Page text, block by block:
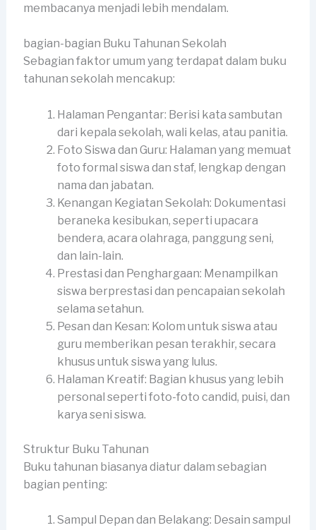
membacanya menjadi lebih mendalam.
bagian-bagian Buku Tahunan Sekolah
Sebagian faktor umum yang terdapat dalam buku
tahunan sekolah mencakup:
Halaman Pengantar: Berisi kata sambutan
dari kepala sekolah, wali kelas, atau panitia.
Foto Siswa dan Guru: Halaman yang memuat
foto formal siswa dan staf, lengkap dengan
nama dan jabatan.
Kenangan Kegiatan Sekolah: Dokumentasi
beraneka kesibukan, seperti upacara
bendera, acara olahraga, panggung seni,
dan lain-lain.
Prestasi dan Penghargaan: Menampilkan
siswa berprestasi dan pencapaian sekolah
selama setahun.
Pesan dan Kesan: Kolom untuk siswa atau
guru memberikan pesan terakhir, secara
khusus untuk siswa yang lulus.
Halaman Kreatif: Bagian khusus yang lebih
personal seperti foto-foto candid, puisi, dan
karya seni siswa.
Struktur Buku Tahunan
Buku tahunan biasanya diatur dalam sebagian
bagian penting:
Sampul Depan dan Belakang: Desain sampul